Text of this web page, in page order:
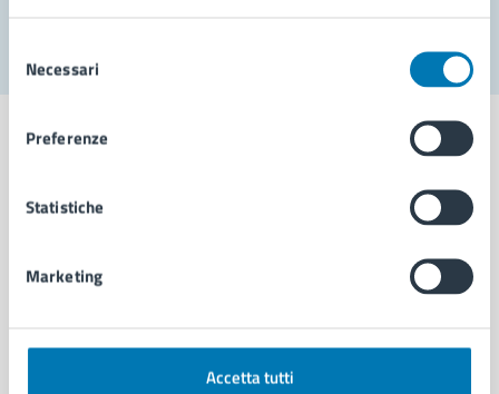
delNecessari
Preferenze
Statistiche
Marketing
Accetta tutti
Comune di Napoli
AMMINISTRAZIONE
Organi di governo